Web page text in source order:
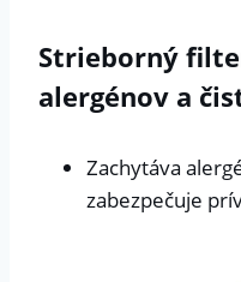
Strieborný
alergénov a
Zachytáva
zabezpečuje